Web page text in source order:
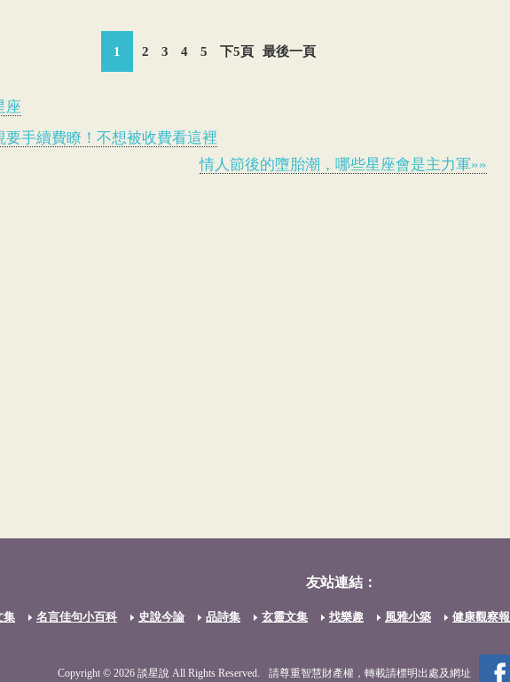
1 2 3 4 5 下5頁 最後一頁
座
要手續費瞭！不想被收費看這裡
情人節後的墮胎潮，哪些星座會是主力軍»»
友站連結：
集 名言佳句小百科 史說今論 品詩集 玄靈文集 找樂趣 風雅小築 健康觀察報
Copyright © 2026 談星說 All Rights Reserved. 請尊重智慧財產權，轉載請標明出處及網址